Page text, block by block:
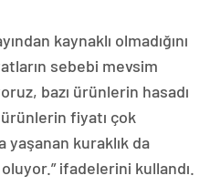
kaynaklı olmadığını
sebebi mevsim
bazı ürünlerin hasadı
ürünlerin fiyatı çok
yaşanan kuraklık da
ifadelerini kullandı.